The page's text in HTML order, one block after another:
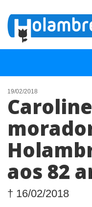
NOTÍCIAS
LISTA DIGITAL
TELEFONES ÚTEIS
ANUNCIE
19/02/2018
aos 82
† 16/02/2018